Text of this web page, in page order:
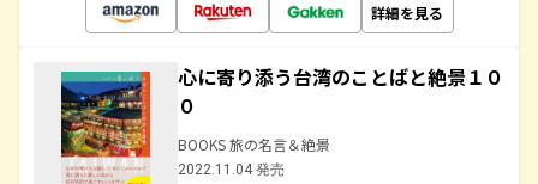
詳細を見る
心に寄り添う台湾のことばと絶景１０
０
BOOKS 旅の名言＆絶景
2022.11.04 発売